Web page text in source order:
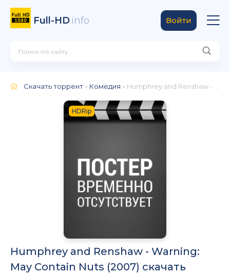
Full-HD.info Войти
Скачать торрент » Комедия » Humphrey and Renshaw - Warning: May Contain Nuts
HDRip
Humphrey and Renshaw - Warning:
May Contain Nuts (2007) скачать